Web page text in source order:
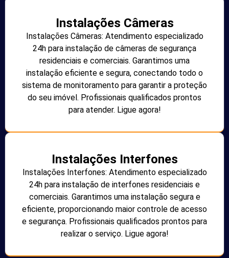
Instalações Câmeras
Instalações Câmeras: Atendimento especializado
24h para instalação de câmeras de segurança
residenciais e comerciais. Garantimos uma
instalação eficiente e segura, conectando todo o
sistema de monitoramento para garantir a proteção
do seu imóvel. Profissionais qualificados prontos
para atender. Ligue agora!
Instalações Interfones
Instalações Interfones: Atendimento especializado
24h para instalação de interfones residenciais e
comerciais. Garantimos uma instalação segura e
eficiente, proporcionando maior controle de acesso
e segurança. Profissionais qualificados prontos para
realizar o serviço. Ligue agora!